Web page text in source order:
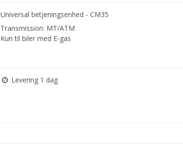
Universal betjeningsenhed - CM35
Transmission: MT/ATM
Kun til biler med E-gas
Levering 1 dag